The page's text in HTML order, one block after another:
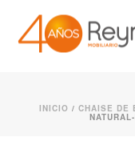
INICIO / CHAISE DE